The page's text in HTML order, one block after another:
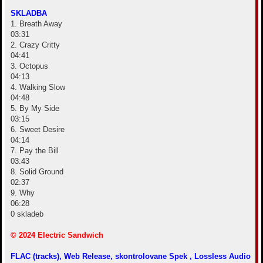
SKLADBA
1. Breath Away
03:31
2. Crazy Critty
04:41
3. Octopus
04:13
4. Walking Slow
04:48
5. By My Side
03:15
6. Sweet Desire
04:14
7. Pay the Bill
03:43
8. Solid Ground
02:37
9. Why
06:28
0 skladeb
© 2024 Electric Sandwich
FLAC (tracks), Web Release, skontrolovane Spek , Lossless Audio